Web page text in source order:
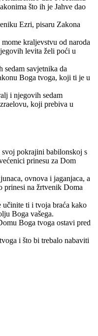
što ih je Jahve dao
Ezri, pisaru Zakona
kraljevstvu od naroda
levita želi poći u
sedam savjetnika da
Boga tvoga, koji ti je u
i njegovih sedam
koji prebiva u
svoj pokrajini babilonskoj s
prinesu za Dom
ovnova i jaganjaca, a
prinesi na žrtvenik Doma
učinite ti i tvoja braća kako
Boga vašega.
Boga tvoga ostavi pred
i što bi trebalo nabaviti